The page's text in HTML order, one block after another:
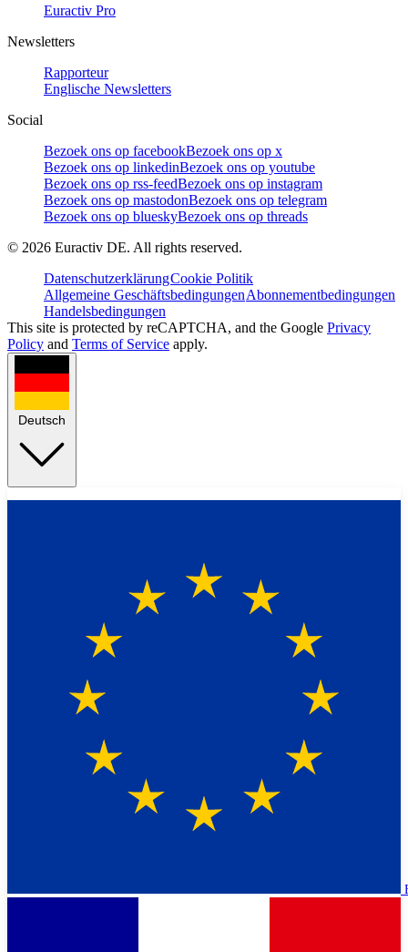
Euractiv Pro
Newsletters
Rapporteur
Englische Newsletters
Social
Bezoek ons op facebookBezoek ons op x
Bezoek ons op linkedinBezoek ons op youtube
Bezoek ons op rss-feedBezoek ons op instagram
Bezoek ons op mastodonBezoek ons op telegram
Bezoek ons op blueskyBezoek ons op threads
© 2026 Euractiv DE. All rights reserved.
DatenschutzerklärungCookie Politik
Allgemeine GeschäftsbedingungenAbonnementbedingungen
Handelsbedingungen
This site is protected by reCAPTCHA, and the Google Privacy
Policy and Terms of Service apply.
Deutsch